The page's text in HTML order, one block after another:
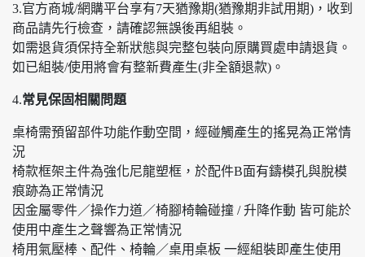
3.官方商城/網購平台享有7天猶豫期(猶豫期非試用期)，收到
商品請先行檢查，請確認無誤後再組裝。
如需退貨須保持全新狀態與完整包裝向原購買處申請退貨。
如已組裝/使用將會有整新費產生(非全額退款)。
4.常見保固相關問題
桌椅需預留部件功能作動空間，經碰觸產生的搖晃為正常情
況
椅款框架主件為強化尼龍塑框，於配件B面有鑄模孔與脫模
痕跡為正常情況
因金屬零件／操作力道／椅腳椅輪碰撞 / 升降作動 皆可能於
使用中產生之聲響為正常情況
椅用氣壓棒、配件、椅輪／桌用桌板 一經組裝即產生使用